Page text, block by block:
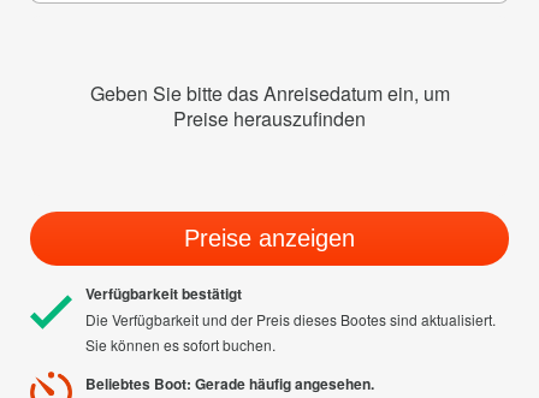
Geben Sie bitte das Anreisedatum ein, um
Preise herauszufinden
Preise anzeigen
Verfügbarkeit bestätigt
Die Verfügbarkeit und der Preis dieses Bootes sind aktualisiert.
Sie können es sofort buchen.
Beliebtes Boot: Gerade häufig angesehen.